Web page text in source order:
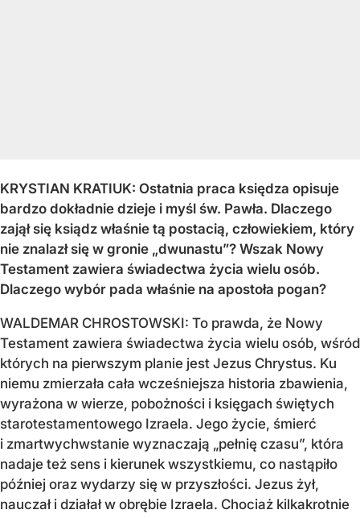
KRYSTIAN KRATIUK: Ostatnia praca księdza opisuje
bardzo dokładnie dzieje i myśl św. Pawła. Dlaczego
zajął się ksiądz właśnie tą postacią, człowiekiem, który
nie znalazł się w gronie „dwunastu”? Wszak Nowy
Testament zawiera świadectwa życia wielu osób.
Dlaczego wybór pada właśnie na apostoła pogan?
WALDEMAR CHROSTOWSKI: To prawda, że Nowy
Testament zawiera świadectwa życia wielu osób, wśród
których na pierwszym planie jest Jezus Chrystus. Ku
niemu zmierzała cała wcześniejsza historia zbawienia,
wyrażona w wierze, pobożności i księgach świętych
starotestamentowego Izraela. Jego życie, śmierć
i zmartwychwstanie wyznaczają „pełnię czasu”, która
nadaje też sens i kierunek wszystkiemu, co nastąpiło
później oraz wydarzy się w przyszłości. Jezus żył,
nauczał i działał w obrębie Izraela. Chociaż kilkakrotnie